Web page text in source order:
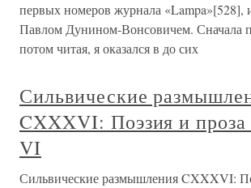
первых номеров журнала «Lampa»[528],
Павлом Дунином-Вонсовичем. Сначала
потом читая, я оказался в до сих
Сильвические
CXXXVI: Поэзия и
VI
Сильвические размышления CXXXVI: